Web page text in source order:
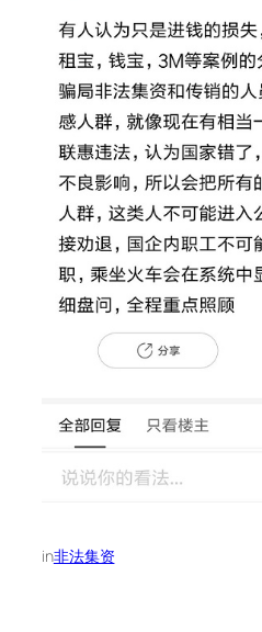
in非法集资